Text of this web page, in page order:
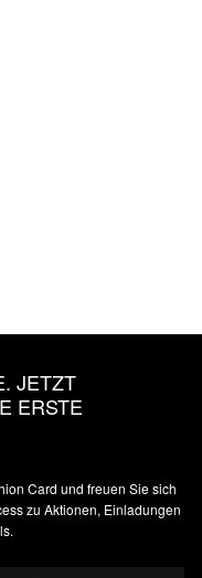
JETZT
ERSTE
Card und freuen Sie sich
zu Aktionen, Einladungen